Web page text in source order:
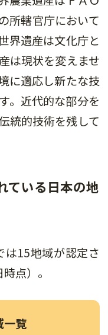
所轄官庁において
界遺産は文化庁と
は現状を変えませ
に適応し新たな技
。近代的な部分を
統的技術を残して
ている日本の地
15地域が認定さ
点）。
一覧